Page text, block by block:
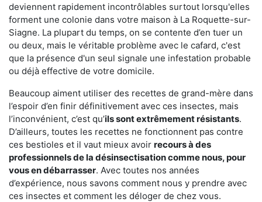
deviennent rapidement incontrôlables surtout lorsqu'elles
forment une colonie dans votre maison à La Roquette-sur-
Siagne. La plupart du temps, on se contente d’en tuer un
ou deux, mais le véritable problème avec le cafard, c'est
que la présence d'un seul signale une infestation probable
ou déjà effective de votre domicile.
Beaucoup aiment utiliser des recettes de grand-mère dans
l’espoir d’en finir définitivement avec ces insectes, mais
l’inconvénient, c’est qu’ils sont extrêmement résistants.
D’ailleurs, toutes les recettes ne fonctionnent pas contre
ces bestioles et il vaut mieux avoir recours à des
professionnels de la désinsectisation comme nous, pour
vous en débarrasser. Avec toutes nos années
d’expérience, nous savons comment nous y prendre avec
ces insectes et comment les déloger de chez vous.